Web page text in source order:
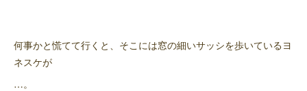
何事かと慌てて行くと、そこには窓の細いサッシを歩いているヨ
ネスケが
…。